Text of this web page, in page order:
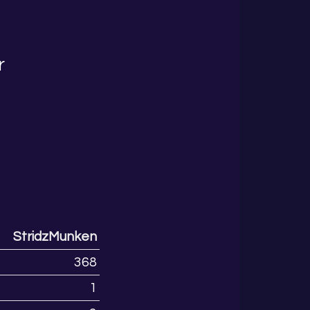
StridzMunken
368
1